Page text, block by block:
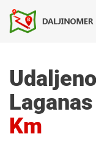
Km